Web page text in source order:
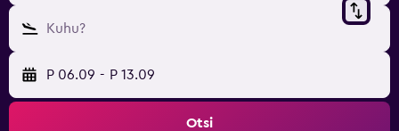
Kuhu?
P 06.09 - P 13.09
Otsi